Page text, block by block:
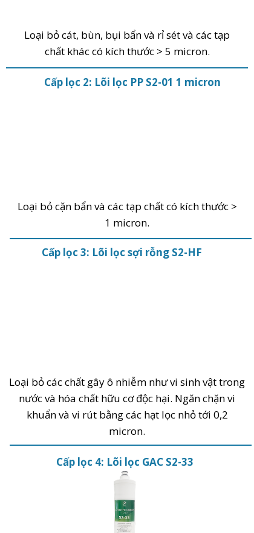
Cấp lọc 2: Lõi lọc PP S2-01 1 micron
Cấp lọc 3: Lõi lọc sợi rỗng S2-HF
Cấp lọc 4: Lõi lọc GAC S2-33
Loại bỏ cát, bùn, bụi bẩn và rỉ sét và các tạp
chất khác có kích thước > 5 micron.
Loại bỏ cặn bẩn và các tạp chất có kích thước >
1 micron.
Loại bỏ các chất gây ô nhiễm như vi sinh vật trong
nước và hóa chất hữu cơ độc hại. Ngăn chặn vi
khuẩn và vi rút bằng các hạt lọc nhỏ tới 0,2
micron.